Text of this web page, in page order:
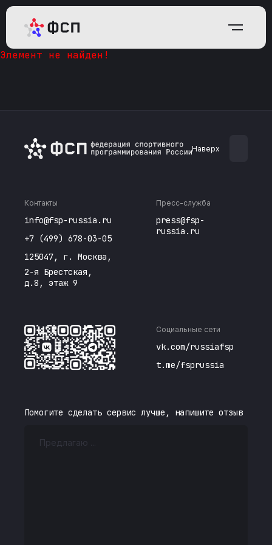
Элемент не найден!
Наверх
Контакты
info@fsp-russia.ru
+7 (499) 678-03-05
125047, г. Москва,
2-я Брестская,
д.8, этаж 9
Пресс-служба
press@fsp-
russia.ru
Социальные сети
vk.com/russiafsp
t.me/fsprussia
Помогите сделать сервис лучше, напишите отзыв